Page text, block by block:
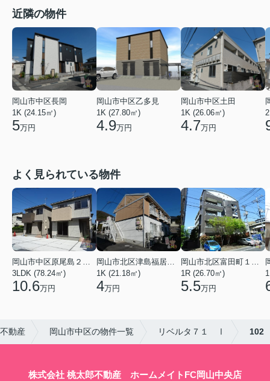
近隣の物件
岡山市中区長岡
1K (24.15㎡)
5万円
岡山市中区乙多見
1K (27.80㎡)
4.9万円
岡山市中区土田
1K (26.06㎡)
4.7万円
よく見られている物件
岡山市中区原尾島２丁目
3LDK (78.24㎡)
10.6万円
岡山市北区津島福居１丁目
1K (21.18㎡)
4万円
岡山市北区富田町１丁目
1R (26.70㎡)
5.5万円
動産 岡山市中区の物件一覧 リベルタ７１ Ⅰ 102
株式会社 桃太郎不動産 ホームメイトFC岡山中央店